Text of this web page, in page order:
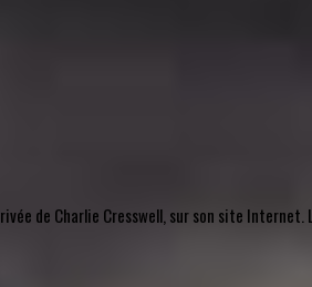
de Charlie Cresswell, sur son site